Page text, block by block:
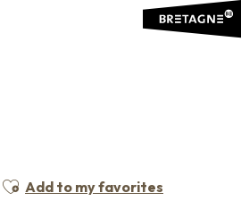
Ajouter aux favoris
Add to my favorites